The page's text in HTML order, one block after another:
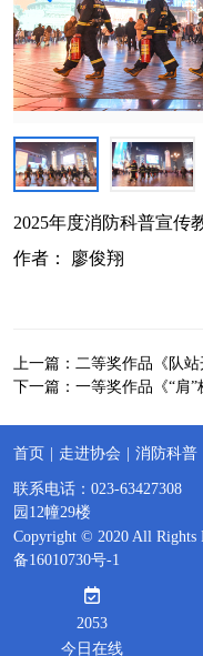
2025年度消防科普宣传
作者： 廖俊翔
上一篇： 二等奖作品《队
下一篇： 一等奖作品《“肩
首页 走进协会 消防科普
联系电话：023-
园12幢29楼
Copyright © 2020 All
备16010730号-1
2053
今日在线